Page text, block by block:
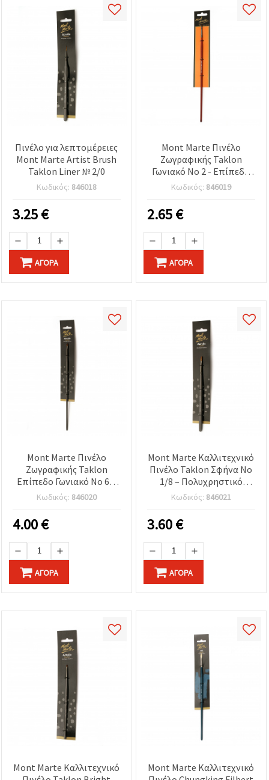
Πινέλο για λεπτομέρειες
Mont Marte Artist Brush
Taklon Liner № 2/0
Κωδικός: 846018
3.25€
ΑΓΟΡΆ
Mont Marte Πινέλο
Ζωγραφικής Taklon
Γωνιακό Νο 2 - Επίπεδο
Λοξό με Συνθετικές
Τρίχες Taklon
Κωδικός: 846019
2.65€
ΑΓΟΡΆ
Mont Marte Πινέλο
Ζωγραφικής Taklon
Επίπεδο Γωνιακό Νο 6 –
με Συνθετικές Ίνες Taklon
Κωδικός: 846020
4.00€
ΑΓΟΡΆ
Mont Marte Καλλιτεχνικό
Πινέλο Taklon Σφήνα Νο
1/8 – Πολυχρηστικό
Πινέλο από Συνθετικές
Ίνες για Ακρυλικά
Χρώματα
Κωδικός: 846021
3.60€
ΑΓΟΡΆ
Mont Marte Καλλιτεχνικό
Mont Marte Καλλιτεχνικό